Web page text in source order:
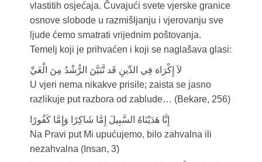
vlastitih osjećaja. Čuvajući svete vjerske granice
osnove slobode u razmišljanju i vjerovanju sve
ljude ćemo smatrati vrijednim poštovanja.
Temelj koji je prihvaćen i koji se naglašava glasi:
لاَ إِكْرَاهَ فِي الدِّينِ قَد تَّبَيَّنَ الرُّشْدُ مِنَ الْغَيِّ
U vjeri nema nikakve prisile; zaista se jasno
razlikuje put razbora od zablude… (Bekare, 256)
إِنَّا هَدَيْنَاهُ السَّبِيلَ إِمَّا شَاكِرًا وَإِمَّا كَفُورًا
Na Pravi put Mi upućujemo, bilo zahvalna ili
nezahvalna (Insan, 3)